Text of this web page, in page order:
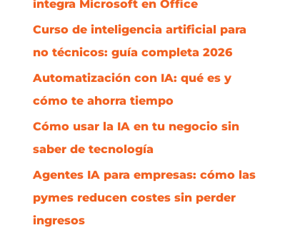
r
p
o
r
:
integra Microsoft en Office
Curso de inteligencia artificial para
no técnicos: guía completa 2026
Automatización con IA: qué es y
cómo te ahorra tiempo
Cómo usar la IA en tu negocio sin
saber de tecnología
Agentes IA para empresas: cómo las
pymes reducen costes sin perder
ingresos